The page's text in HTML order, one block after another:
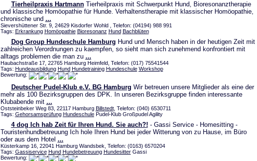
Tierheilpraxis HartmannTierheilpraxis mit Schwerpunkt Hund, Bioresonanztherapie
und klassische Homöopathie für Hunde. Verhaltenstherapie mit klassischer Homöopathie,
chronische und ...
Sievershüttener Str. 9, 24629 Kisdorfer Wohld , Telefon: (04194) 988 991
Tags: Erkrankung Homöopathie Bioresonanz Hund Bachblüten
Dog Group Hundeschule Hamburg Hund und Mensch haben in der heutigen Zeit mit
zahlreichen Verordnungen zu kaempfen, so sieht man sich zunehmend konfrontiert mit
alltags problemen die man zu ...
Haubachstraße 17, 22765 Hamburg Heimfeld, Telefon: (017) 75541544
Tags: Hundeausbildung Hund Hundetraining Hundeschule Workshop
Bewertung:
Deutscher Pudel-Klub e.V. BG Hamburg Wir betreuen unsere Mitglieder als eine der
mehr als 100 Bezirksgruppen des DPK. In unseren Bezirksgruppe finden interessante
Klubabende mit ...
Oststeinbeker Weg 83, 22117 Hamburg Billstedt, Telefon: (040) 6530711
Tags: Gehorsamsprüfung HundeschulePudel-Klub Großpudel Agility
4 dog Ich hab Zeit für Ihren Hund. Sie auch?! - Gassi Service - Homesitting -
Touristenhundbetreuung Ich hole Ihren Hund bei jeder Witterung von zu Hause, im Büro
oder aus dem Hotel ...
Küsterkamp 16, 22041 Hamburg Wandsbek, Telefon: (0163) 6570204
Tags: Gassiservice Hund Hundebetreuung HundesitterGassi
Bewertung: